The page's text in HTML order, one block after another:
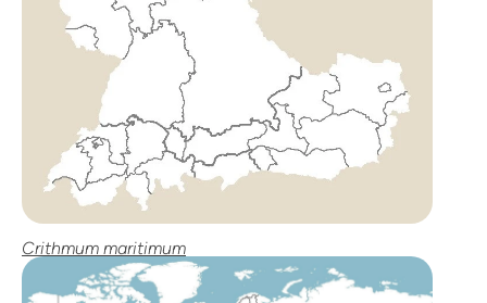
Crithmum maritimum